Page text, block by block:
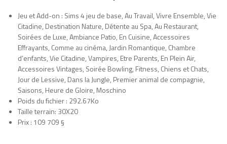
Jeu et Add-on : Sims 4 jeu de base, Au Travail, Vivre Ensemble, Vie
Citadine, Destination Nature, Détente au Spa, Au Restaurant,
Soirées de Luxe, Ambiance Patio, En Cuisine, Accessoires
Effrayants, Comme au cinéma, Jardin Romantique, Chambre
d’enfants, Vie Citadine, Vampires, Etre Parents, En Plein Air,
Accessoires Vintages, Soirée Bowling, Fitness, Chiens et Chats,
Jour de Lessive, Dans la Jungle, Premier animal de compagnie,
Saisons, Heure de Gloire, Moschino
Poids du fichier : 292.67Ko
Taille terrain: 30X20
Prix : 109 709 §